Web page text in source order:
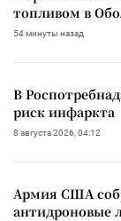
топливом в
54 минуты назад
В
риск инфаркта
8 августа 2026, 04:12
Армия США
антидроновые